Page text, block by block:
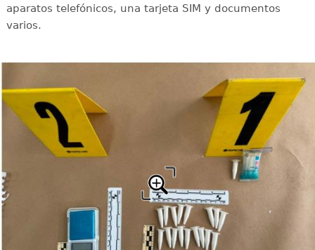
aparatos telefónicos, una tarjeta SIM y documentos
varios.